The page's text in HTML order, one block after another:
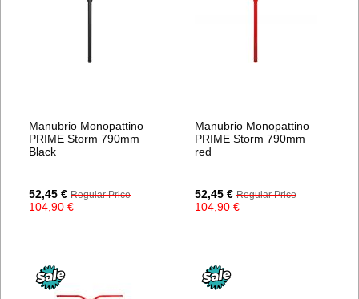
Manubrio Monopattino
PRIME Storm 790mm
Black
Special
Price
52,45 € Regular Price
104,90 €
Manubrio Monopattino
PRIME Storm 790mm
red
Special
Price
52,45 € Regular Price
104,90 €